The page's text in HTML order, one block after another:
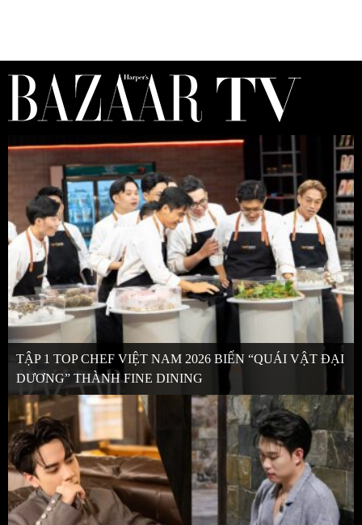
TẬP 1 TOP CHEF VIỆT NAM 2026 BIẾN “QUÁI VẬT ĐẠI
DƯƠNG” THÀNH FINE DINING